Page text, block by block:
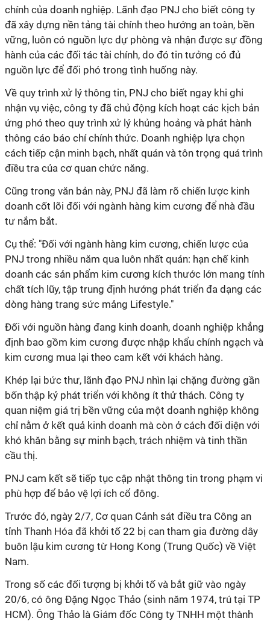
chính của doanh nghiệp. Lãnh đạo PNJ cho biết công ty
đã xây dựng nền tảng tài chính theo hướng an toàn, bền
vững, luôn có nguồn lực dự phòng và nhận được sự đồng
hành của các đối tác tài chính, do đó tin tưởng có đủ
nguồn lực để đối phó trong tình huống này.
Về quy trình xử lý thông tin, PNJ cho biết ngay khi ghi
nhận vụ việc, công ty đã chủ động kích hoạt các kịch bản
ứng phó theo quy trình xử lý khủng hoảng và phát hành
thông cáo báo chí chính thức. Doanh nghiệp lựa chọn
cách tiếp cận minh bạch, nhất quán và tôn trọng quá trình
điều tra của cơ quan chức năng.
Cũng trong văn bản này, PNJ đã làm rõ chiến lược kinh
doanh cốt lõi đối với ngành hàng kim cương để nhà đầu
tư nắm bắt.
Cụ thể: "Đối với ngành hàng kim cương, chiến lược của
PNJ trong nhiều năm qua luôn nhất quán: hạn chế kinh
doanh các sản phẩm kim cương kích thước lớn mang tính
chất tích lũy, tập trung định hướng phát triển đa dạng các
dòng hàng trang sức mảng Lifestyle."
Đối với nguồn hàng đang kinh doanh, doanh nghiệp khẳng
định bao gồm kim cương được nhập khẩu chính ngạch và
kim cương mua lại theo cam kết với khách hàng.
Khép lại bức thư, lãnh đạo PNJ nhìn lại chặng đường gần
bốn thập kỷ phát triển với không ít thử thách. Công ty
quan niệm giá trị bền vững của một doanh nghiệp không
chỉ nằm ở kết quả kinh doanh mà còn ở cách đối diện với
khó khăn bằng sự minh bạch, trách nhiệm và tinh thần
cầu thị.
PNJ cam kết sẽ tiếp tục cập nhật thông tin trong phạm vi
phù hợp để bảo vệ lợi ích cổ đông.
Trước đó, ngày 2/7, Cơ quan Cảnh sát điều tra Công an
tỉnh Thanh Hóa đã khởi tố 22 bị can tham gia đường dây
buôn lậu kim cương từ Hong Kong (Trung Quốc) về Việt
Nam.
Trong số các đối tượng bị khởi tố và bắt giữ vào ngày
20/6, có ông Đặng Ngọc Thảo (sinh năm 1974, trú tại TP
HCM). Ông Thảo là Giám đốc Công ty TNHH một thành